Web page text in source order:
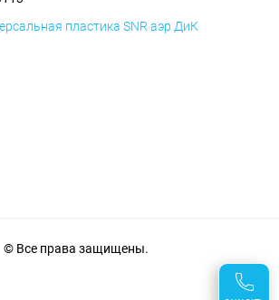
пластика SNR аэр ДиК
© Все права защищены.